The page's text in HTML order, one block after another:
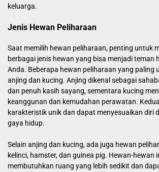
keluarga.
Jenis Hewan Peliharaan
Saat memilih hewan peliharaan, penting untuk
berbagai jenis hewan yang bisa menjadi teman
Anda. Beberapa hewan peliharaan yang paling
anjing dan kucing. Anjing dikenal sebagai
dan penuh kasih sayang, sementara kucing
keanggunan dan kemudahan perawatan.
karakteristik unik dan dapat menyesuaikan diri
gaya hidup.
Selain anjing dan kucing, ada juga hewan
kelinci, hamster, dan guinea pig. Hewan-hewan
membutuhkan ruang yang lebih sedikit dan